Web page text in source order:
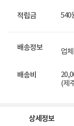
적립금 540
배송정보 업
배송비
(제
상세정보